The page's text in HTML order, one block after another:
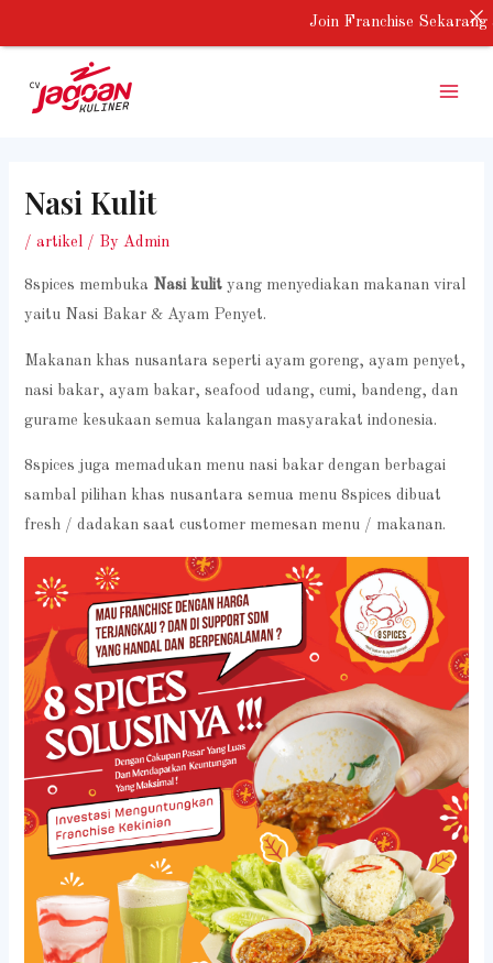
to
Menu
Nasi Kulit
/artikel / ByAdmin
8spices membuka Nasi kulit yang menyediakan makanan viral
yaitu Nasi Bakar & Ayam Penyet.
Makanan khas nusantara seperti ayam goreng, ayam penyet,
nasi bakar, ayam bakar, seafood udang, cumi, bandeng, dan
gurame kesukaan semua kalangan masyarakat indonesia.
8spices juga memadukan menu nasi bakar dengan berbagai
sambal pilihan khas nusantara semua menu 8spices dibuat
fresh / dadakan saat customer memesan menu / makanan.
Join Franchise Sekarang